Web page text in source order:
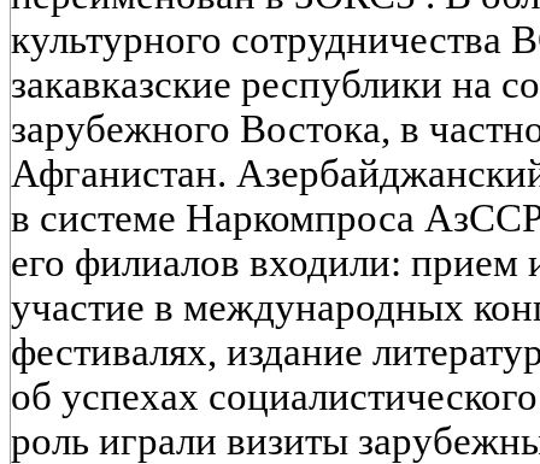
культурного
закавказские республики на
зарубежного Востока, в
Афганистан.
в системе Наркомпроса
его филиалов входили: прием
участие в международных
фестивалях, издание
об успехах
роль играли визиты